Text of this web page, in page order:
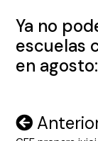
Ya no
escuelas
en